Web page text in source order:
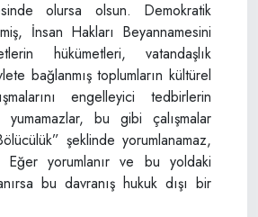
olursa olsun. Demokratik
İnsan Hakları Beyannamesini
hükümetleri, vatandaşlık
bağlanmış toplumların kültürel
engelleyici tedbirlerin
yumamazlar, bu gibi çalışmalar
şeklinde yorumlanamaz,
Eğer yorumlanır ve bu yoldaki
bu davranış hukuk dışı bir